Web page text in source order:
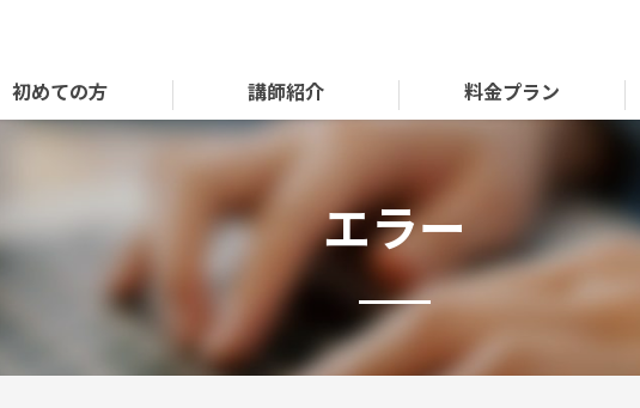
初めての方 講師紹介 料金プラン
エラー